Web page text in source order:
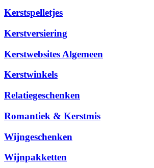
Kerstspelletjes
Kerstversiering
Kerstwebsites Algemeen
Kerstwinkels
Relatiegeschenken
Romantiek & Kerstmis
Wijngeschenken
Wijnpakketten